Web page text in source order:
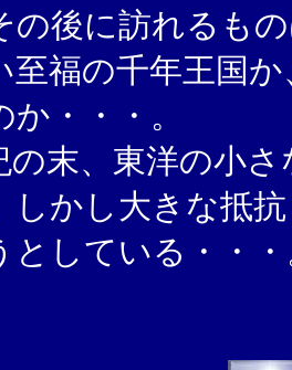
の後に訪れるも
至福の千年王国
・・・。
の末、東洋の小
しかし大きな抵
としている・・